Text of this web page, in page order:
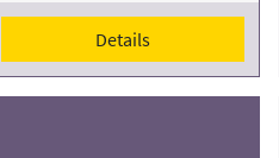
Details